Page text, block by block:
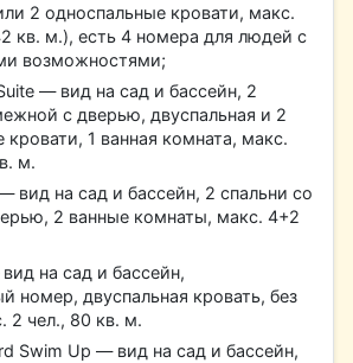
2 односпальные кровати, макс.
кв. м.), есть 4 номера для людей с
возможностями;
— вид на сад и бассейн, 2
с дверью, двуспальная и 2
кровати, 1 ванная комната, макс.
м.
вид на сад и бассейн, 2 спальни со
2 ванные комнаты, макс. 4+2
на сад и бассейн,
номер, двуспальная кровать, без
2 чел., 80 кв. м.
Swim Up — вид на сад и бассейн,